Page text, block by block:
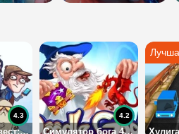
Троллфейс квест: битва мемов
4.3
Симулятор бога 4: на русском
4.2